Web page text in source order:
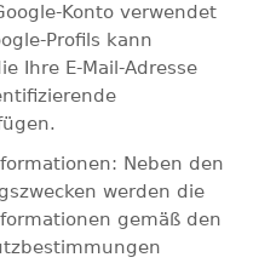
Konto verwendet
Profils kann
Ihre E-Mail-Adresse
Neben den
werden die
gemäß den